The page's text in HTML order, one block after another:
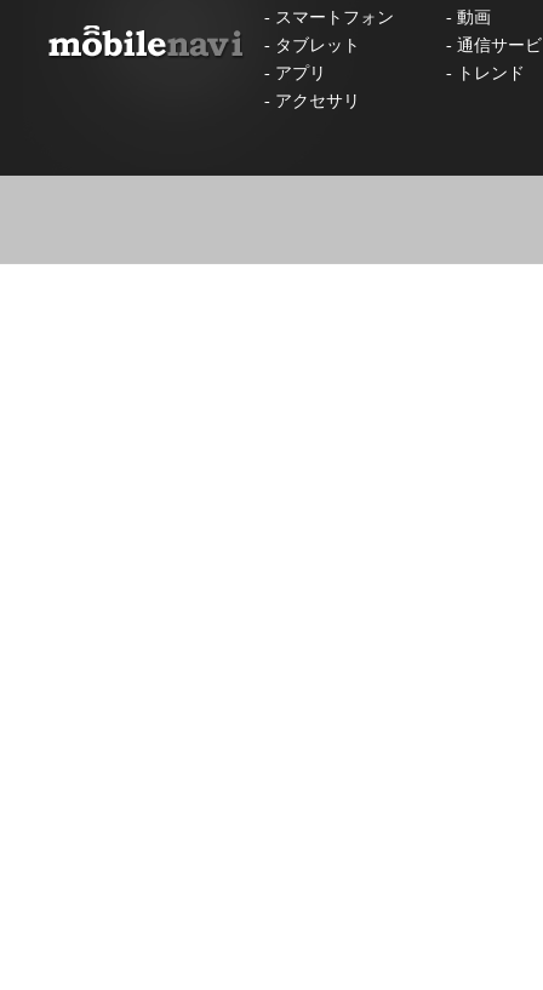
- スマートフォン - 動画
- タブレット - 通信サー
- アプリ -
トレンド
- アクセサリ